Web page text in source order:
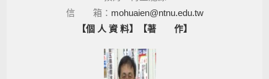
信 箱： mohuaien@ntnu.edu.tw
【個 人 資 料】
【著 作】